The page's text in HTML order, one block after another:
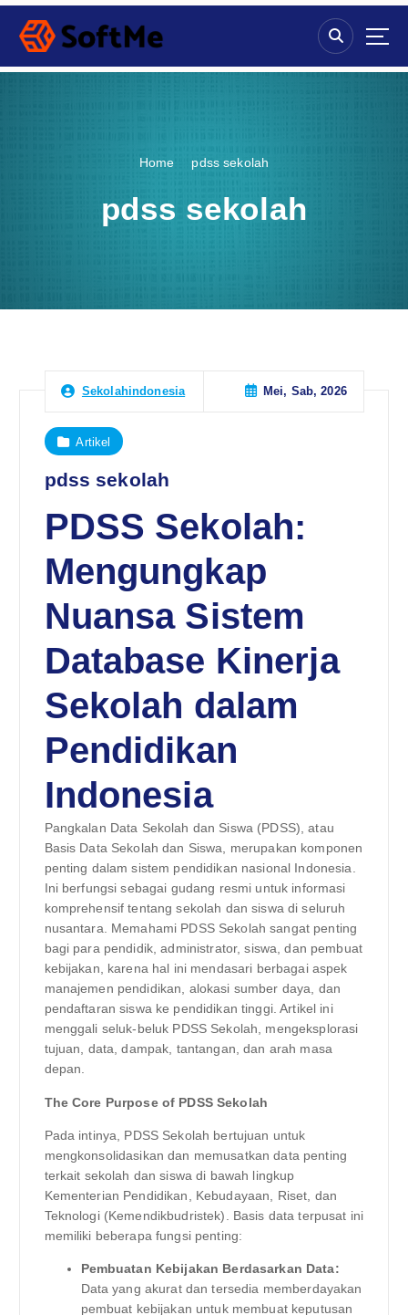
S
p
Home pdss sekolah
pdss sekolah
Sekolahindonesia Mei, Sab, 2026
Artikel
pdss sekolah
PDSS Sekolah:
Mengungkap
Nuansa Sistem
Database Kinerja
Sekolah dalam
Pendidikan
Indonesia
Pangkalan Data Sekolah dan Siswa (PDSS), atau
Basis Data Sekolah dan Siswa, merupakan komponen
penting dalam sistem pendidikan nasional Indonesia.
Ini berfungsi sebagai gudang resmi untuk informasi
komprehensif tentang sekolah dan siswa di seluruh
nusantara. Memahami PDSS Sekolah sangat penting
bagi para pendidik, administrator, siswa, dan pembuat
kebijakan, karena hal ini mendasari berbagai aspek
manajemen pendidikan, alokasi sumber daya, dan
pendaftaran siswa ke pendidikan tinggi. Artikel ini
menggali seluk-beluk PDSS Sekolah, mengeksplorasi
tujuan, data, dampak, tantangan, dan arah masa
depan.
The Core Purpose of PDSS Sekolah
Pada intinya, PDSS Sekolah bertujuan untuk
mengkonsolidasikan dan memusatkan data penting
terkait sekolah dan siswa di bawah lingkup
Kementerian Pendidikan, Kebudayaan, Riset, dan
Teknologi (Kemendikbudristek). Basis data terpusat ini
memiliki beberapa fungsi penting:
Pembuatan Kebijakan Berdasarkan Data:
Data yang akurat dan tersedia memberdayakan
pembuat kebijakan untuk membuat keputusan